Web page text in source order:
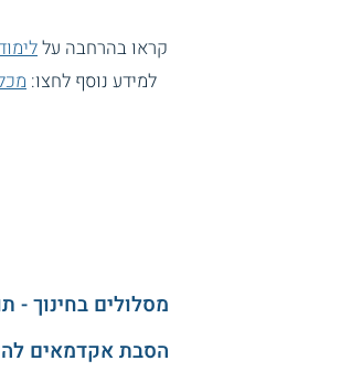
קראו בהרחבה על
למידע נוסף לחצו:
מסלולים בחינוך -
הסבת אקדמאים